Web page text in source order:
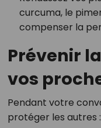
curcuma, le
compenser la
Prévenir
vos
Pendant votre
protéger les autres :